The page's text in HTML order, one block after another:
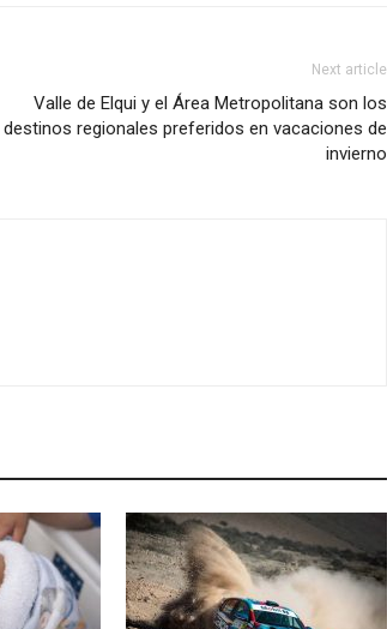
Next article
Valle de Elqui y el Área Metropolitana son los
destinos regionales preferidos en vacaciones de
invierno